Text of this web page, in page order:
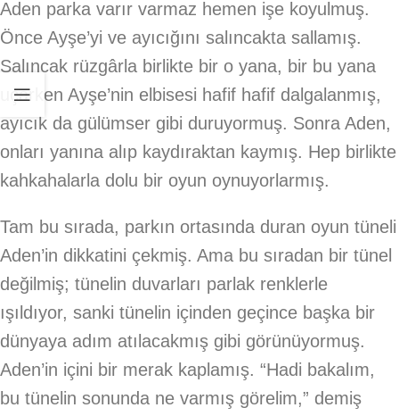
Aden parka varır varmaz hemen işe koyulmuş.
Önce Ayşe’yi ve ayıcığını salıncakta sallamış.
Salıncak rüzgârla birlikte bir o yana, bir bu yana
uçarken Ayşe’nin elbisesi hafif hafif dalgalanmış,
ayıcık da gülümser gibi duruyormuş. Sonra Aden,
onları yanına alıp kaydıraktan kaymış. Hep birlikte
kahkahalarla dolu bir oyun oynuyorlarmış.
Tam bu sırada, parkın ortasında duran oyun tüneli
Aden’in dikkatini çekmiş. Ama bu sıradan bir tünel
değilmiş; tünelin duvarları parlak renklerle
ışıldıyor, sanki tünelin içinden geçince başka bir
dünyaya adım atılacakmış gibi görünüyormuş.
Aden’in içini bir merak kaplamış. “Hadi bakalım,
bu tünelin sonunda ne varmış görelim,” demiş